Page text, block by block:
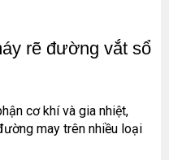
rẽ đường vắt sổ
cơ khí và gia nhiệt,
may trên nhiều loại